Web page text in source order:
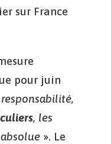
sur France
pour juin
, les
». Le